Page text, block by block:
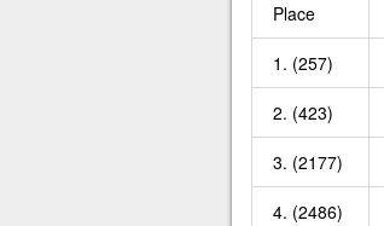
Place
1. (257)
2. (423)
3. (2177)
4. (2486)